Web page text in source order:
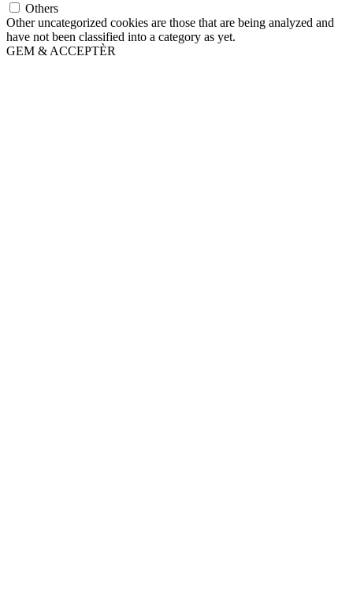
Others
Other uncategorized cookies are those that are being analyzed and
have not been classified into a category as yet.
GEM & ACCEPTÈR